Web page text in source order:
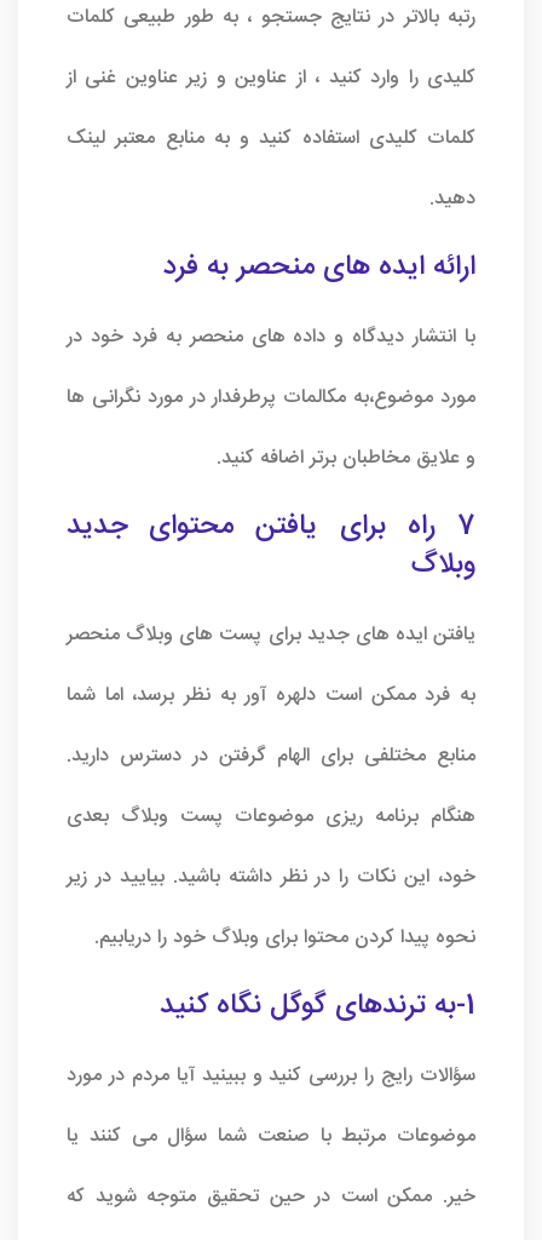
رتبه بالاتر در نتایج جستجو ، به طور طبیعی کلمات
کلیدی را وارد کنید ، از عناوین و زیر عناوین غنی از
کلمات کلیدی استفاده کنید و به منابع معتبر لینک
دهید.
ارائه ایده های منحصر به فرد
با انتشار دیدگاه و داده های منحصر به فرد خود در
مورد موضوع،به مکالمات پرطرفدار در مورد نگرانی ها
و علایق مخاطبان برتر اضافه کنید.
7 راه برای یافتن محتوای جدید
وبلاگ
یافتن ایده های جدید برای پست های وبلاگ منحصر
به فرد ممکن است دلهره آور به نظر برسد، اما شما
منابع مختلفی برای الهام گرفتن در دسترس دارید.
هنگام برنامه ریزی موضوعات پست وبلاگ بعدی
خود، این نکات را در نظر داشته باشید. بیایید در زیر
نحوه پیدا کردن محتوا برای وبلاگ خود را دریابیم.
1-به ترندهای گوگل نگاه کنید
سؤالات رایج را بررسی کنید و ببینید آیا مردم در مورد
موضوعات مرتبط با صنعت شما سؤال می کنند یا
خیر. ممکن است در حین تحقیق متوجه شوید که